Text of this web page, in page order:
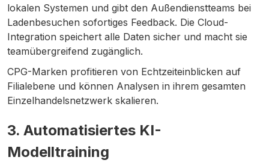
lokalen Systemen und gibt den Außendienstteams bei
Ladenbesuchen sofortiges Feedback. Die Cloud-
Integration speichert alle Daten sicher und macht sie
teamübergreifend zugänglich.
CPG-Marken profitieren von Echtzeiteinblicken auf
Filialebene und können Analysen in ihrem gesamten
Einzelhandelsnetzwerk skalieren.
3. Automatisiertes KI-
Modelltraining